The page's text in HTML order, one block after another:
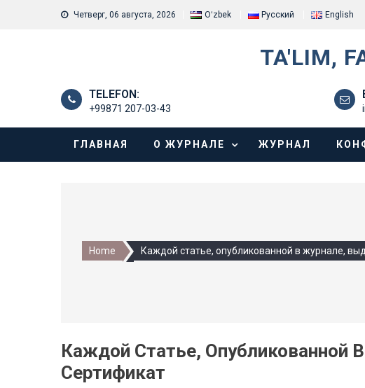
Четверг, 06 августа, 2026 Oʻzbek Русский English
TA'LIM,
TELEFON:
+99871 207-03-43
ГЛАВНАЯ О ЖУРНАЛЕ ЖУРНАЛ
Home Каждой статье, опубликованной в журнале,
Каждой Статье, Опубликованной
Сертификат